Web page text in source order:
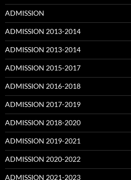
ADMISSION
ADMISSION 2013-2014
ADMISSION 2013-2014
ADMISSION 2015-2017
ADMISSION 2016-2018
ADMISSION 2017-2019
ADMISSION 2018-2020
ADMISSION 2019-2021
ADMISSION 2020-2022
ADMISSION 2021-2023